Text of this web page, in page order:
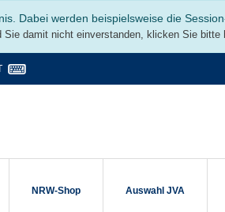
Dabei werden beispielsweise die
Sie damit nicht einverstanden, klicken Sie bitte
NRW-Shop Auswahl JVA